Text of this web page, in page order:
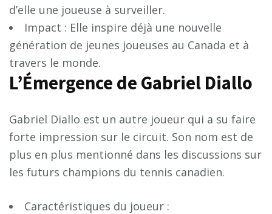
d’elle une joueuse à surveiller.
Impact : Elle inspire déjà une nouvelle
génération de jeunes joueuses au Canada et à
travers le monde.
L’Émergence de Gabriel Diallo
Gabriel Diallo est un autre joueur qui a su faire
forte impression sur le circuit. Son nom est de
plus en plus mentionné dans les discussions sur
les futurs champions du tennis canadien.
Caractéristiques du joueur :